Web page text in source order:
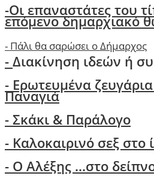
-Οι επαναστάτες του
επόμενο δημαρχιακό
- Πάλι θα σαρώσει ο Δήμαρχος
-Διακίνηση ιδεών ή
- Ερωτευμένα
Παναγιά
- Σκάκι & Παράλογο
- Kαλοκαιρινό σεξ στο
- Ο Aλέξης ...στο